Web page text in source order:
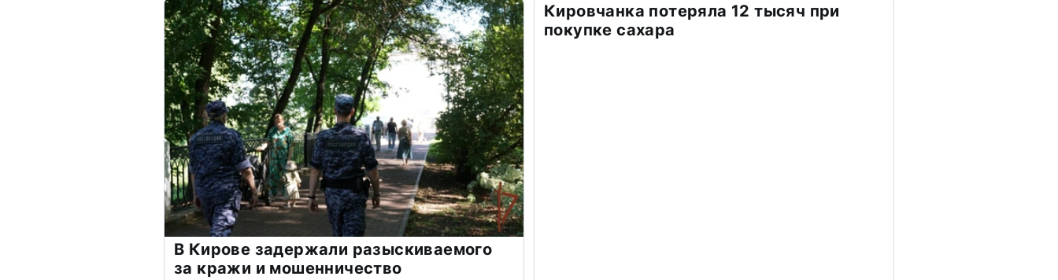
В Кирове задержали разыскиваемого
за кражи и мошенничество
Кировчанка потеряла 12 тысяч при
покупке сахара